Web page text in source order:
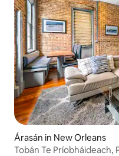
Árasán in New Orleans
Tobán Te Príobháideach,